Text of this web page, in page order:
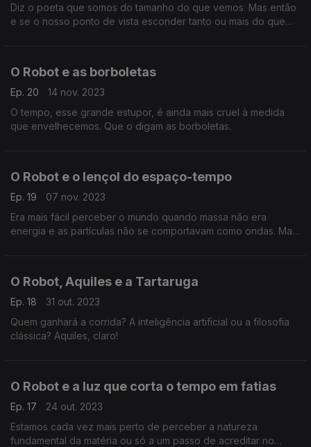
Diz o poeta que somos do tamanho do que vemos. Mas então
e se o nosso ponto de vista esconder tanto ou mais do que
O Robot e as borboletas
Ep. 20
14 nov. 2023
O tempo, esse grande estupor, é ainda mais cruel à medida
que envelhecemos. Que o digam as borboletas.
O Robot e o lençol do espaço-tempo
Ep. 19
07 nov. 2023
Era mais fácil perceber o mundo quando massa não era
energia e as partículas não se comportavam como ondas. Mas
O Robot, Aquiles e a Tartaruga
Ep. 18
31 out. 2023
Quem ganhará a corrida? A inteligência artificial ou a filosofia
clássica? Aquiles, claro!
O Robot e a luz que corta o tempo em fatias
Ep. 17
24 out. 2023
Estamos cada vez mais perto de perceber a natureza
fundamental da matéria ou só a um passo de acreditar no